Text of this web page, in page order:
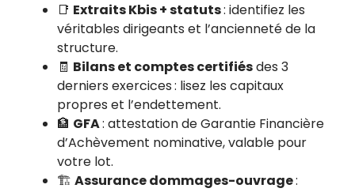
📑 Extraits Kbis + statuts: identifiez les
véritables dirigeants et l’ancienneté de la
structure.
🧾 Bilans et comptes certifiésdes 3
derniers exercices : lisez les capitaux
propres et l’endettement.
🏦 GFA: attestation de Garantie Financière
d’Achèvement nominative, valable pour
votre lot.
🏗️ Assurance dommages-ouvrage: